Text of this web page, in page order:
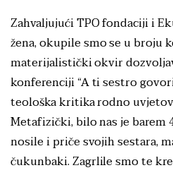
Zahvaljujući TPO fondaciji i
žena, okupile smo se u broju
materijalistički okvir
konferenciji “A ti sestro
teološka kritika rodno
Metafizički, bilo nas je barem
nosile i priče svojih sestara,
čukunbaki. Zagrlile smo te